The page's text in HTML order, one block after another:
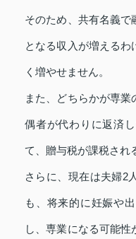
そのため、共有名義で
となる収入が増えるわ
く増やせません。
また、どちらかが専
偶者が代わりに返済
て、贈与税が課税され
さらに、現在は夫婦2
も、将来的に妊娠や
し、専業になる可能